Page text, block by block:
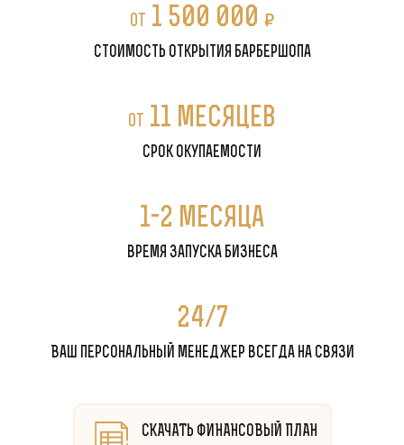
от 1 500 000 P
стоимость открытия барбершопа
от 11 месяцев
срок окупаемости
1-2 месяца
время запуска бизнеса
24/7
Ваш персональный менеджер всегда на связи
СКАЧАТЬ ФИНАНСОВЫЙ ПЛАН